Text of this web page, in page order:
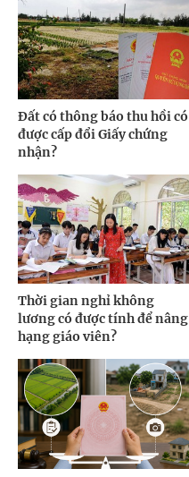
Đất có thông báo thu hồi có
được cấp đổi Giấy chứng
nhận?
Thời gian nghỉ không
lương có được tính để nâng
hạng giáo viên?